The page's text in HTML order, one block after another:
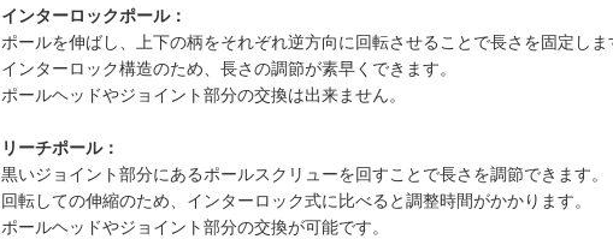
インターロックポール：
ポールを伸ばし、上下の柄をそれぞれ逆方向に回転させることで長さを固定しま
インターロック構造のため、長さの調節が素早くできます。
ポールヘッドやジョイント部分の交換は出来ません。
リーチポール：
黒いジョイント部分にあるポールスクリューを回すことで長さを調節できます。
回転しての伸縮のため、インターロック式に比べると調整時間がかかります。
ポールヘッドやジョイント部分の交換が可能です。